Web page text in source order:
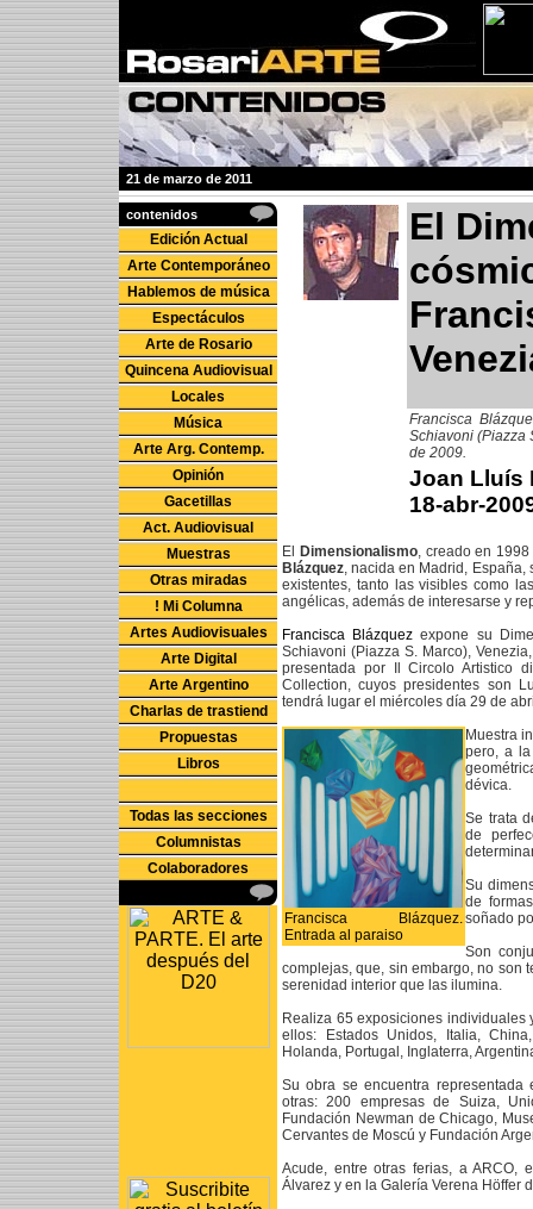
21 de marzo de 2011
contenidos
Edición Actual
Arte Contemporáneo
Hablemos de música
Espectáculos
Arte de Rosario
Quincena Audiovisual
Locales
Música
Arte Arg. Contemp.
Opinión
Gacetillas
Act. Audiovisual
Muestras
Otras miradas
! Mi Columna
Artes Audiovisuales
Arte Digital
Arte Argentino
Charlas de trastiend
Propuestas
Libros
Todas las secciones
Columnistas
Colaboradores
El
Francisca
Schiavoni (Piazza
de 2009.
Joan Lluís
18-abr-
El Dimensionalismo, creado en
Blázquez, nacida en Madrid,
existentes, tanto las visibles como
angélicas, además de interesarse y
Francisca Blázquez expone su
Schiavoni (Piazza S. Marco),
presentada por Il Circolo Artistico
Collection, cuyos presidentes son
tendrá lugar el miércoles día 29 de
Francisca Blázquez.
Entrada al paraiso
Muestra
pero, a
dévica.
Se trata
de
Su
de
soñado
Son
complejas, que, sin embargo, no son
serenidad interior que las ilumina.
Realiza 65 exposiciones
ellos: Estados Unidos, Italia,
Holanda, Portugal, Inglaterra,
Su obra se encuentra representada
otras: 200 empresas de Suiza,
Fundación Newman de Chicago,
Cervantes de Moscú y Fundación
Acude, entre otras ferias, a ARCO,
Álvarez y en la Galería Verena Höffer